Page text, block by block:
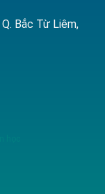
Bắc Từ Liêm,